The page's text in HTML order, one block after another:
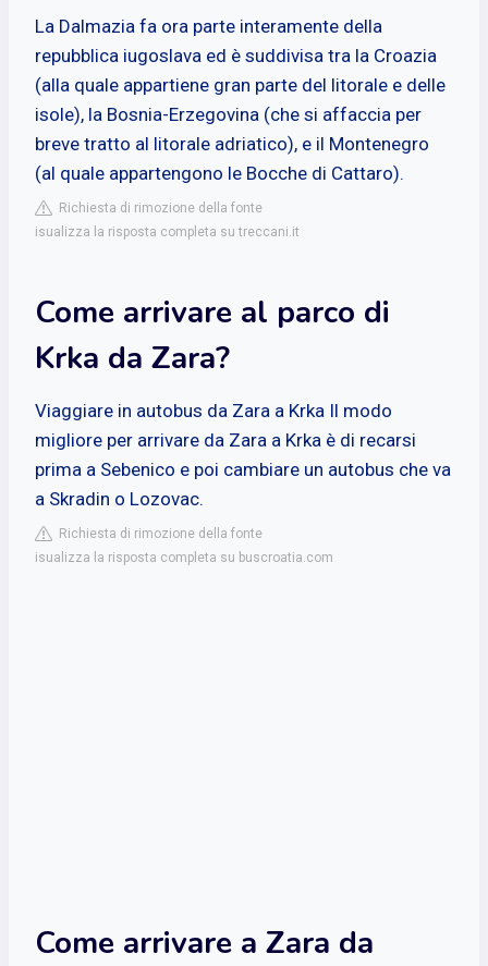
La Dalmazia fa ora parte interamente della
repubblica iugoslava ed è suddivisa tra la Croazia
(alla quale appartiene gran parte del litorale e delle
isole), la Bosnia-Erzegovina (che si affaccia per
breve tratto al litorale adriatico), e il Montenegro
(al quale appartengono le Bocche di Cattaro).
Richiesta di rimozione della fonte
isualizza la risposta completa su treccani.it
Come arrivare al parco di
Krka da Zara?
Viaggiare in autobus da Zara a Krka Il modo
migliore per arrivare da Zara a Krka è di recarsi
prima a Sebenico e poi cambiare un autobus che va
a Skradin o Lozovac.
Richiesta di rimozione della fonte
isualizza la risposta completa su buscroatia.com
Come arrivare a Zara da